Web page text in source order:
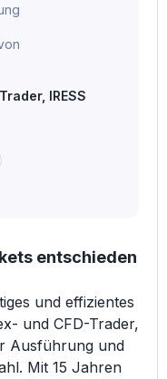
IRESS
entschieden
und effizientes
und CFD-Trader,
Ausführung und
Mit 15 Jahren